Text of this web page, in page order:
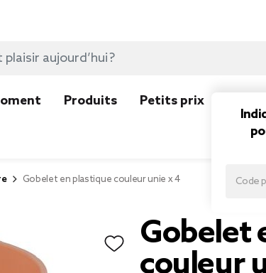
Produits Petits prix
Gobelet en plastique couleur unie x 4
Gobelet
couleur